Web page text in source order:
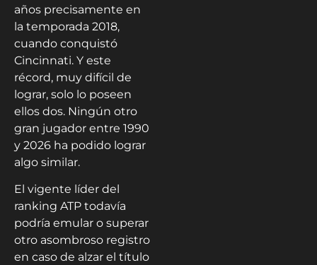
años precisamente en
la temporada 2018,
cuando conquistó
Cincinnati. Y este
récord, muy difícil de
lograr, solo lo poseen
ellos dos. Ningún otro
gran jugador entre 1990
y 2026 ha podido lograr
algo similar.
El vigente líder del
ranking ATP todavía
podría emular o superar
otro asombroso registro
en caso de alzar el título